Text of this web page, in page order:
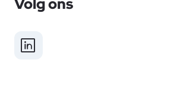
Volg ons
LinkedIn